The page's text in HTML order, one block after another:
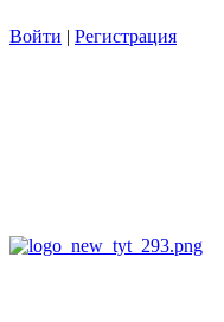
Войти | Регистрация